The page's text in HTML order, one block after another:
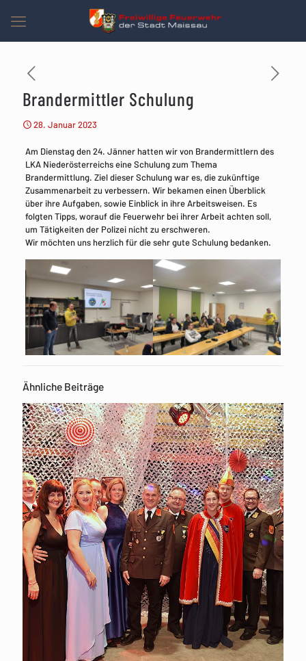
Brandermittler Schulung
28. Januar 2023
Am Dienstag den 24. Jänner hatten wir von Brandermittlern des
LKA Niederösterreichs eine Schulung zum Thema
Brandermittlung. Ziel dieser Schulung war es, die zukünftige
Zusammenarbeit zu verbessern. Wir bekamen einen Überblick
über ihre Aufgaben, sowie Einblick in ihre Arbeitsweisen. Es
folgten Tipps, worauf die Feuerwehr bei ihrer Arbeit achten soll,
um Tätigkeiten der Polizei nicht zu erschweren.
Wir möchten uns herzlich für die sehr gute Schulung bedanken.
Ähnliche Beiträge